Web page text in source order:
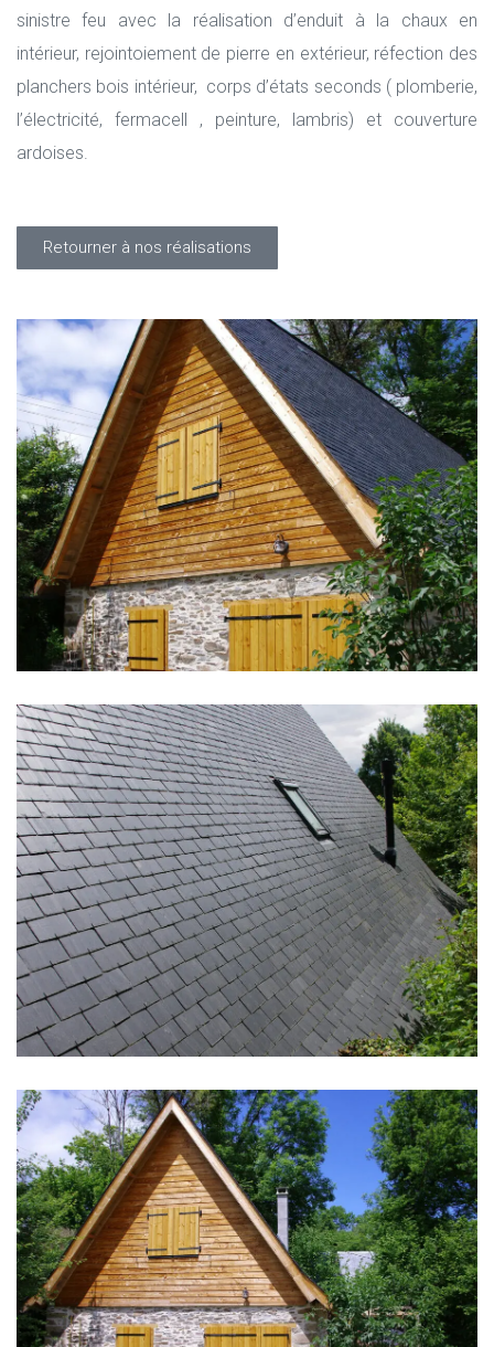
sinistre feu avec la réalisation d’enduit à la chaux en
intérieur, rejointoiement de pierre en extérieur, réfection des
planchers bois intérieur, corps d’états seconds ( plomberie,
l’électricité, fermacell , peinture, lambris) et couverture
ardoises.
Retourner à nos réalisations